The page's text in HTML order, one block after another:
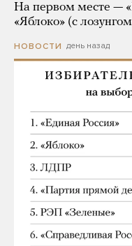
На первом месте —
«Яблоко» (с
НОВОСТИ день назад